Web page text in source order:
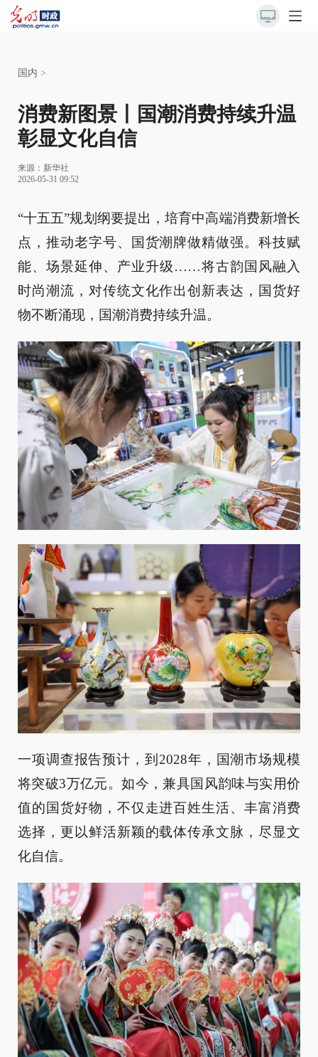
国内 >
消费新图景丨国潮消费持续升温
彰显文化自信
来源： 新华社
2026-05-31 09:52
“十五五”规划纲要提出，培育中高端消费新增长
点，推动老字号、国货潮牌做精做强。科技赋
能、场景延伸、产业升级……将古韵国风融入
时尚潮流，对传统文化作出创新表达，国货好
物不断涌现，国潮消费持续升温。
一项调查报告预计，到2028年，国潮市场规模
将突破3万亿元。如今，兼具国风韵味与实用价
值的国货好物，不仅走进百姓生活、丰富消费
选择，更以鲜活新颖的载体传承文脉，尽显文
化自信。